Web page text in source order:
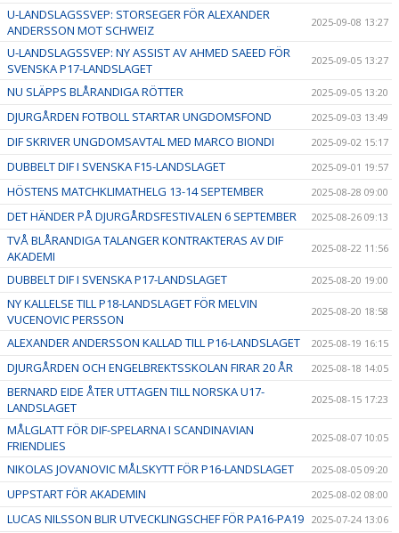
U-LANDSLAGSSVEP: STORSEGER FÖR ALEXANDER
ANDERSSON MOT SCHWEIZ
2025-09-08 13:27
U-LANDSLAGSSVEP: NY ASSIST AV AHMED SAEED FÖR
SVENSKA P17-LANDSLAGET
2025-09-05 13:27
NU SLÄPPS BLÅRANDIGA RÖTTER 2025-09-05 13:20
DJURGÅRDEN FOTBOLL STARTAR UNGDOMSFOND 2025-09-03 13:49
DIF SKRIVER UNGDOMSAVTAL MED MARCO BIONDI 2025-09-02 15:17
DUBBELT DIF I SVENSKA F15-LANDSLAGET 2025-09-01 19:57
HÖSTENS MATCHKLIMATHELG 13-14 SEPTEMBER 2025-08-28 09:00
DET HÄNDER PÅ DJURGÅRDSFESTIVALEN 6 SEPTEMBER 2025-08-26 09:13
TVÅ BLÅRANDIGA TALANGER KONTRAKTERAS AV DIF
AKADEMI
2025-08-22 11:56
DUBBELT DIF I SVENSKA P17-LANDSLAGET 2025-08-20 19:00
NY KALLELSE TILL P18-LANDSLAGET FÖR MELVIN
VUCENOVIC PERSSON
2025-08-20 18:58
ALEXANDER ANDERSSON KALLAD TILL P16-LANDSLAGET 2025-08-19 16:15
DJURGÅRDEN OCH ENGELBREKTSSKOLAN FIRAR 20 ÅR 2025-08-18 14:05
BERNARD EIDE ÅTER UTTAGEN TILL NORSKA U17-
LANDSLAGET
2025-08-15 17:23
MÅLGLATT FÖR DIF-SPELARNA I SCANDINAVIAN
FRIENDLIES
2025-08-07 10:05
NIKOLAS JOVANOVIC MÅLSKYTT FÖR P16-LANDSLAGET 2025-08-05 09:20
UPPSTART FÖR AKADEMIN 2025-08-02 08:00
LUCAS NILSSON BLIR UTVECKLINGSCHEF FÖR PA16-PA19 2025-07-24 13:06